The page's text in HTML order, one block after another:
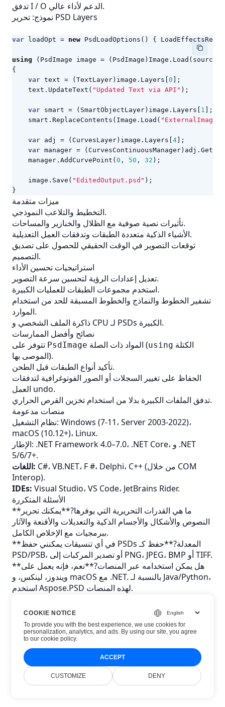
تدفق I / O الدعم لأداء عالي.
نموذج: تحرير PSD Layers
var loadOpt = new PsdLoadOptions () {
using ( PsdImage image = ( PsdImage ) Image . Load (
{
var text = ( TextLayer ) image . Layers 0 ];
text . UpdateText ( "Updated Text via API" );
var smart = ( SmartObjectLayer ) image . Layers 1 ];
smart . ReplaceContents ( Image . Load (
var adj = ( CurvesLayer ) image . Layers 4 ];
var manager = ( CurvesContinuousManager ) adj .
manager . AddCurvePoint ( 0 , 50 , 32 );
image . Save ( "EditedOutput.psd" );
}
ميزات متقدمة
التخطيط والتلاعب النموذجي.
تأثيرات نصية صوفية مع الظلال والخنازير والمساحات.
الأشياء الذكية متعددة الطبقات وتدفقات العمل التعديلية.
توقعات التصوير في الوقت الحقيقي للحصول على تصديق
التصميم.
استراتيجيات تحسين الأداء
تعديل إعدادات الرؤية لتحسين سرعة التصوير.
استخدم مجموعات الطبقات للعمليات الكبيرة.
تشفير الخطوط والنماذج والخطوط المسبقة للحد من استخدام
الموارد.
ذاكرة الملف الشخصي و CPU لـ PSDs الكبيرة.
نصائح وأفضل الممارسات
PsdImage المواد ذات الصلة (using
الموصى بها).
تأكيد أنواع الطبقات قبل الطحن.
الحفاظ على تغيير السجلات أو الصور الفوتوغرافية لتدفقات
العمل undo.
تدفق الملفات الكبيرة بدلا من استخدام تخزين القرص الحراري.
منصات مدعومة
نظام التشغيل: Windows (7-11، Server 2003-2022)،
macOS (10.12+)، Linux.
الإطار: .NET Framework 4.0–7.0، .NET Core، و .NET
5/6/7+.
اللغات: C#، VB.NET، F #، Delphi، C++ (من خلال COM
Interop).
IDEs: Visual Studio، VS Code، JetBrains Rider.
الأسئلة المتكررة
**ما هي القدرات التحريرية التي يوفرها?**يمكنك تحرير
النصوص والأشكال والأجسام الذكية والتعديلات والأقنعة والآثار
ببرمجيات مع الإخلاص الكامل.
**في أي تنسيقات يمكنني حفظ PSDs المعدلة?**حفظ كـ
PSD/PSB، أو تصدير المركبات إلى PNG، JPEG، BMP أو TIFF.
**هل يمكن استخدامه عبر المنصات?**نعم، فإنه يعمل على
ويندوز، لينكس، و macOS مع .NET. بالنسبة لـ Java/Python،
استخدم Aspose.PSD لهذه المنصات.
الجرافيكي، والإعلان، والتجارة الإلكترونية، وتحرير الصور،
والفنون الرقمية، وإدارة المحتوى المؤسسي.
COOKIE NOTICE
To provide you with the best experience, we use cookies for
personalization, analytics, and ads. By using our site, you agree
toour cookie policy.
ACCEPT
CUSTOMIZE DENY